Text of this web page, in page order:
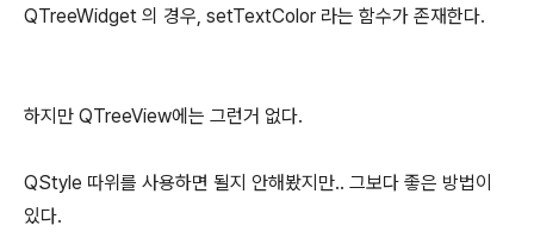
QTreeWidget 의 경우, setTextColor 라는 함수가 존재한다.
하지만 QTreeView에는 그런거 없다.
QStyle 따위를 사용하면 될지 안해봤지만.. 그보다 좋은 방법이
있다.